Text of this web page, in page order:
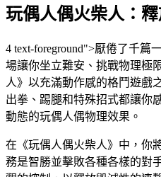
玩偶人偶火柴人：
4 text-foreground">厭倦了千篇
場讓你坐立難安、挑戰物理極
人》以充滿動作感的格鬥遊戲
出拳、踢腿和特殊招式都讓你
動態的玩偶人偶物理效果。
在《玩偶人偶火柴人》中，你
務是智勝並擊敗各種各樣的對